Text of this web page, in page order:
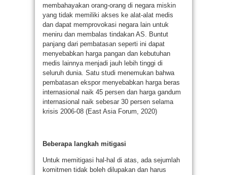
membahayakan orang-orang di negara miskin
yang tidak memiliki akses ke alat-alat medis
dan dapat memprovokasi negara lain untuk
meniru dan membalas tindakan AS. Buntut
panjang dari pembatasan seperti ini dapat
menyebabkan harga pangan dan kebutuhan
medis lainnya menjadi jauh lebih tinggi di
seluruh dunia. Satu studi menemukan bahwa
pembatasan ekspor menyebabkan harga beras
internasional naik 45 persen dan harga gandum
internasional naik sebesar 30 persen selama
krisis 2006-08 (East Asia Forum, 2020)
Beberapa langkah mitigasi
Untuk memitigasi hal-hal di atas, ada sejumlah
komitmen tidak boleh dilupakan dan harus